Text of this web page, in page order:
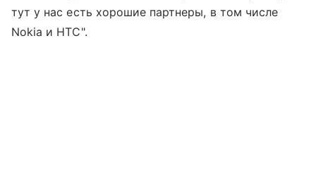
тут у нас есть хорошие партнеры, в том числе
Nokia и HTC".